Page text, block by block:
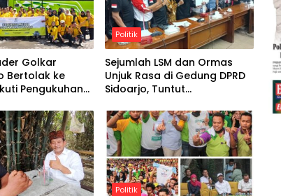
Golkar
Bertolak ke
Pengukuhan
Politik
Sejumlah LSM dan Ormas
Unjuk Rasa di Gedung DPRD
Sidoarjo, Tuntut
dan Wakil Bupati
Politik